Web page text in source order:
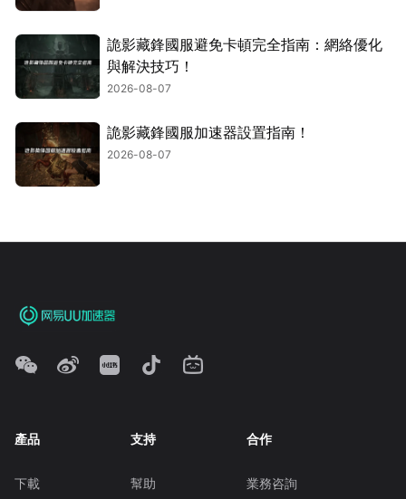
詭影藏鋒國服避免卡頓完全指南：網絡優化
與解決技巧！
2026-08-07
詭影藏鋒國服加速器設置指南！
2026-08-07
產品
下載
支持
幫助
合作
業務咨詢